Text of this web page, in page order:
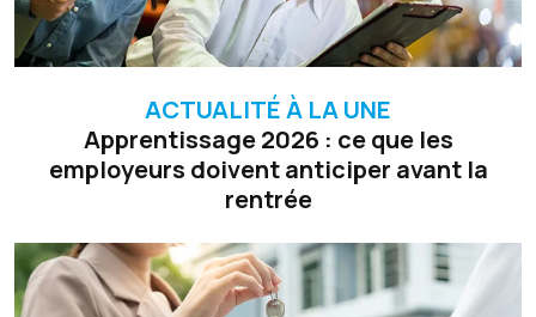
ACTUALITÉ À LA UNE
Apprentissage 2026 : ce que les
employeurs doivent anticiper avant la
rentrée